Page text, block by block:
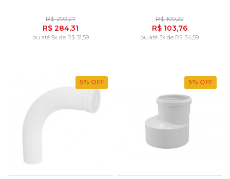
R$ 299,27
R$ 284,31
ou até 9x de R$ 31,59
R$ 109,22
R$ 103,76
ou até 3x de R$ 34,59
5% OFF 5% OFF